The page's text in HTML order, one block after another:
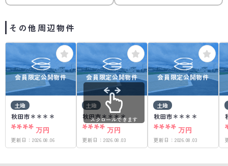
その他周辺物件
会員限定公開物件
土地
秋田市＊＊＊＊
**** 万円
更新日： 2026.08.06
会員限定公開物件
土地
秋田市＊＊＊＊
****万円
更新日： 2026.08.03
会員限定公開物件
土地
秋田市＊＊＊＊
**** 万円
更新日： 2026.08.03
スクロールできます